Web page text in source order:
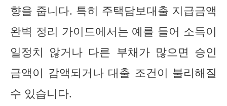
향을 줍니다. 특히 주택담보대출 지급금액
완벽 정리 가이드에서는 예를 들어 소득이
일정치 않거나 다른 부채가 많으면 승인
금액이 감액되거나 대출 조건이 불리해질
수 있습니다.